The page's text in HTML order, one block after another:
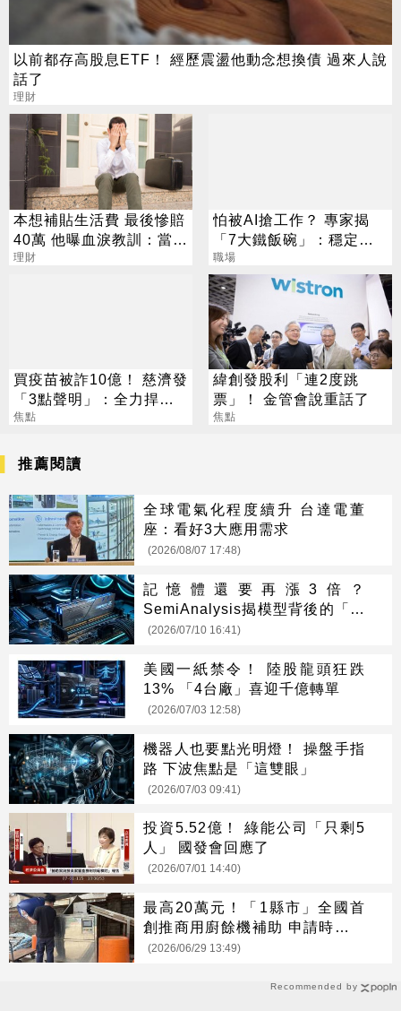
以前都存高股息ETF！ 經歷震盪他動念想換債 過來人說
話了
理財
本想補貼生活費 最後慘賠
40萬 他曝血淚教訓：當沖
是毒藥
理財
怕被AI搶工作？ 專家揭
「7大鐵飯碗」：穩定又
高薪
職場
買疫苗被詐10億！ 慈濟發
「3點聲明」：全力捍衛
捐款人權益
焦點
緯創發股利「連2度跳
票」！ 金管會說重話了
焦點
Recommended by
推薦閱讀
全球電氣化程度續升 台達電董
座：看好3大應用需求
(2026/08/07 17:48)
記憶體還要再漲3倍？
SemiAnalysis揭模型背後的「吞
噬黑洞」
(2026/07/10 16:41)
美國一紙禁令！ 陸股龍頭狂跌
13% 「4台廠」喜迎千億轉單
(2026/07/03 12:58)
機器人也要點光明燈！ 操盤手指
路 下波焦點是「這雙眼」
(2026/07/03 09:41)
投資5.52億！ 綠能公司「只剩5
人」 國發會回應了
(2026/07/01 14:40)
最高20萬元！「1縣市」全國首
創推商用廚餘機補助 申請時間曝
光
(2026/06/29 13:49)